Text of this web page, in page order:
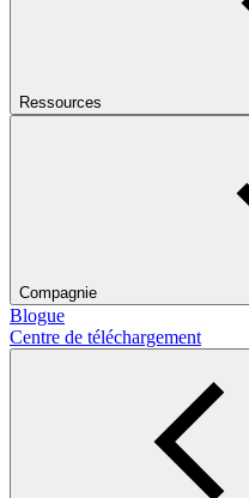
Ressources
Compagnie
Blogue
Centre de téléchargement